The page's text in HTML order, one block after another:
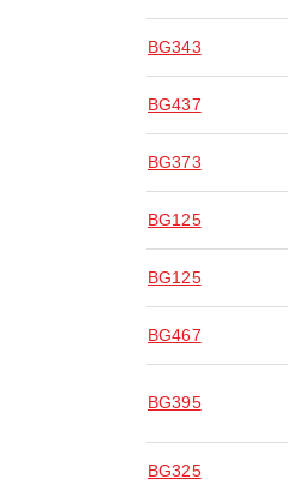
BG343
BG437
BG373
BG125
BG125
BG467
BG395
BG325